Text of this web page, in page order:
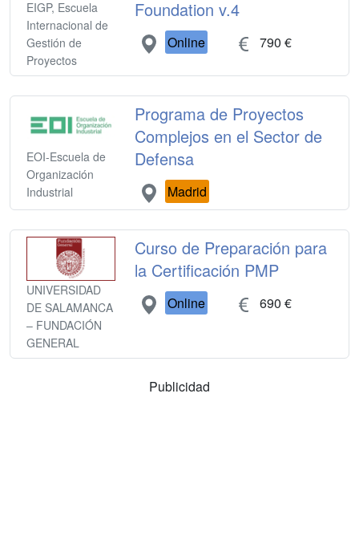
EIGP, Escuela
Internacional de
Gestión de
Proyectos
Foundation v.4
Online 790 €
EOI-Escuela de
Organización
Industrial
Programa de Proyectos
Complejos en el Sector de
Defensa
Madrid
UNIVERSIDAD
DE SALAMANCA
– FUNDACIÓN
GENERAL
Curso de Preparación para
la Certificación PMP
Online 690 €
Publicidad